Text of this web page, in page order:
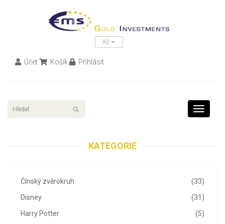
Kč
Účet Košík Přihlásit
Toggle
KATEGORIE
(33)
Čínský zvěrokruh
(31)
Disney
(5)
Harry Potter